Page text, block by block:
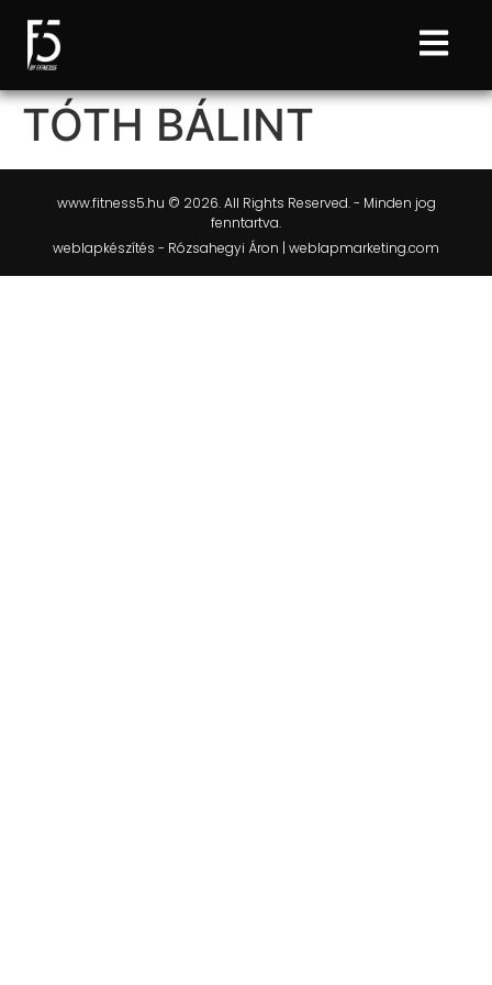
TÓTH BÁLINT
www.fitness5.hu © 2026. All Rights Reserved. - Minden jog
fenntartva.
weblapkészítés - Rózsahegyi Áron | weblapmarketing.com